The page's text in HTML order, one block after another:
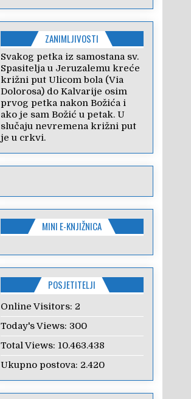
ZANIMLJIVOSTI
Svakog petka iz samostana sv.
Spasitelja u Jeruzalemu kreće
križni put Ulicom bola (Via
Dolorosa) do Kalvarije osim
prvog petka nakon Božića i
ako je sam Božić u petak. U
slučaju nevremena križni put
je u crkvi.
MINI E-KNJIŽNICA
POSJETITELJI
Online Visitors: 2
Today's Views: 300
Total Views: 10.463.438
Ukupno postova: 2.420